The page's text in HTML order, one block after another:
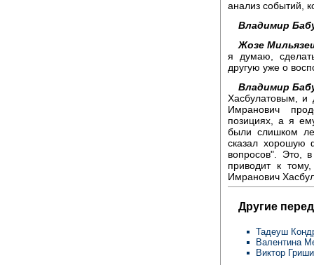
анализ событий,
Владимир
Жозе
я думаю,
другую уже о
Владимир
Хасбулатовым, и
Имранович
позициях, а я
были слишком
сказал хорошую
вопросов". Это,
приводит к
Имранович
Другие
Тадеуш
Валентина
Виктор